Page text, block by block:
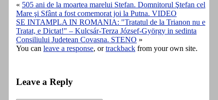
« 505 ani de la moartea marelui Stefan. Domnitorul Ştefan cel
Mare şi Sfânt a fost comemorat joi la Putna. VIDEO
SE INTAMPLA IN ROMANIA: "Tratatul de la Trianon nu e
Tratat, e Dictat!" – Kulcsár-Terza József-György in sedinta
Consiliului Judetean Covasna. STENO »
You can leave a response, ortrackback from your own site.
Leave a Reply